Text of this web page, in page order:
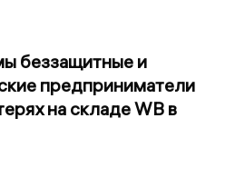
беззащитные и
предприниматели
на складе WB в